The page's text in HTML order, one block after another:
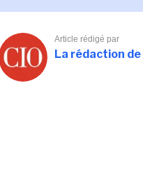
Article rédigé par
La rédaction de